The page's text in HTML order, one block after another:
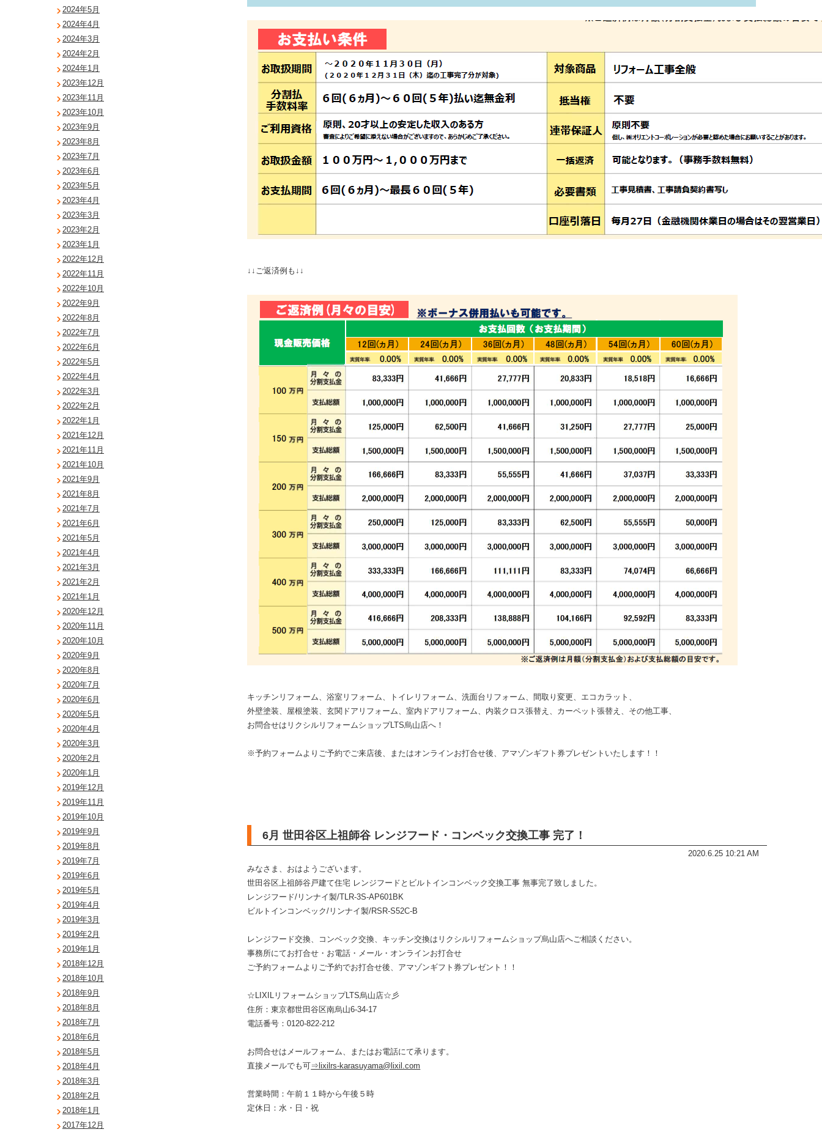
↓↓ご返済例も↓↓
キッチンリフォーム、浴室リフォーム、トイレリフォーム、洗面台リフォーム、間取り変更、エコカラット、
外壁塗装、屋根塗装、玄関ドアリフォーム、室内ドアリフォーム、内装クロス張替え、カーペット張替え、その他工事、
お問合せはリクシルリフォームショップLTS烏山店へ！
※予約フォームよりご予約でご来店後、またはオンラインお打合せ後、アマゾンギフト券プレゼントいたします！！
6月 世田谷区上祖師谷 レンジフード・コンベック交換工事 完了！
2020.6.25 10:21 AM
みなさま、おはようございます。
世田谷区上祖師谷戸建て住宅 レンジフードとビルトインコンベック交換工事 無事完了致しました。
レンジフード/リンナイ製/TLR-3S-AP601BK
ビルトインコンベック/リンナイ製/RSR-S52C-B
レンジフード交換、コンベック交換、キッチン交換はリクシルリフォームショップ烏山店へご相談ください。
事務所にてお打合せ・お電話・メール・オンラインお打合せ
ご予約フォームよりご予約でお打合せ後、アマゾンギフト券プレゼント！！
☆LIXILリフォームショップLTS烏山店☆彡
住所：東京都世田谷区南烏山6-34-17
電話番号：0120-822-212
お問合せはメールフォーム、またはお電話にて承ります。
直接メールでも可⇒lixilrs-karasuyama@lixil.com
営業時間：午前１１時から午後５時
定休日：水・日・祝
2024年5月
2024年4月
2024年3月
2024年2月
2024年1月
2023年12月
2023年11月
2023年10月
2023年9月
2023年8月
2023年7月
2023年6月
2023年5月
2023年4月
2023年3月
2023年2月
2023年1月
2022年12月
2022年11月
2022年10月
2022年9月
2022年8月
2022年7月
2022年6月
2022年5月
2022年4月
2022年3月
2022年2月
2022年1月
2021年12月
2021年11月
2021年10月
2021年9月
2021年8月
2021年7月
2021年6月
2021年5月
2021年4月
2021年3月
2021年2月
2021年1月
2020年12月
2020年11月
2020年10月
2020年9月
2020年8月
2020年7月
2020年6月
2020年5月
2020年4月
2020年3月
2020年2月
2020年1月
2019年12月
2019年11月
2019年10月
2019年9月
2019年8月
2019年7月
2019年6月
2019年5月
2019年4月
2019年3月
2019年2月
2019年1月
2018年12月
2018年10月
2018年9月
2018年8月
2018年7月
2018年6月
2018年5月
2018年4月
2018年3月
2018年2月
2018年1月
2017年12月